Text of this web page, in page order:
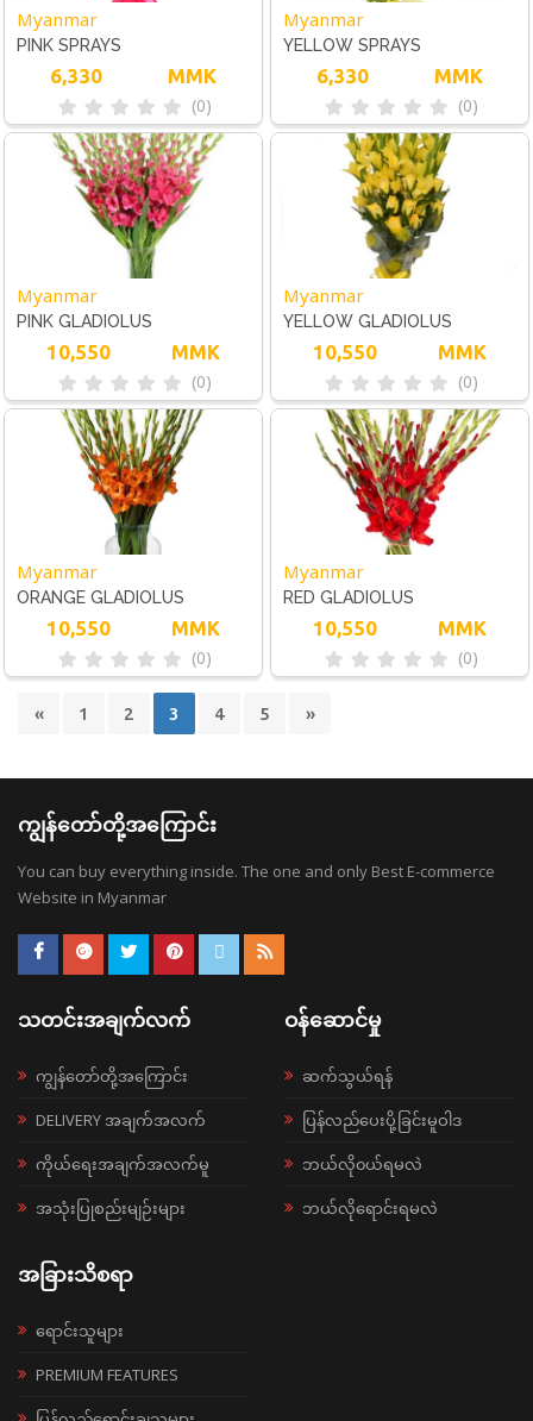
Myanmar
PINK SPRAYS
CHRYSANTHEMUMS
6,330 MMK
(0)
Myanmar
YELLOW SPRAYS
CHRYSANTHEMUM
6,330 MMK
(0)
Myanmar
PINK GLADIOLUS
10,550 MMK
(0)
Myanmar
YELLOW GLADIOLUS
10,550 MMK
(0)
Myanmar
ORANGE GLADIOLUS
10,550 MMK
(0)
Myanmar
RED GLADIOLUS
10,550 MMK
(0)
« 1 2 3 4 5 »
ကျွန်တော်တို့အကြောင်း
You can buy everything inside. The one and only Best E-commerce
Website in Myanmar
သတင်းအချက်လက်
ကျွန်တော်တို့အကြောင်း
DELIVERY အချက်အလက်
ကိုယ်ရေးအချက်အလက်မူ
အသုံးပြုစည်းမျဉ်းများ
ဝန်ဆောင်မှု
ဆက်သွယ်ရန်
ပြန်လည်ပေးပို့ခြင်းမူဝါဒ
ဘယ်လို၀ယ်ရမလဲ
ဘယ်လိုရောင်းရမလဲ
အခြားသိစရာ
ရောင်းသူများ
PREMIUM FEATURES